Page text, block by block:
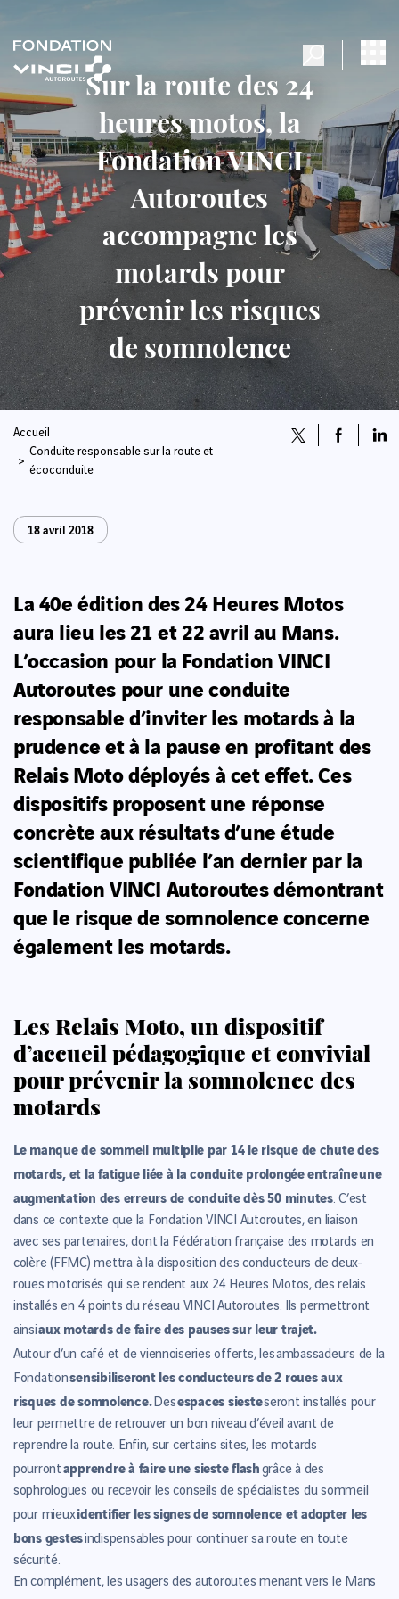
Sur la route des 24
heures motos, la
Fondation VINCI
Autoroutes
accompagne les
motards pour
prévenir les risques
de somnolence
Accueil
Conduite responsable sur la route et
écoconduite
18 avril 2018
La 40e édition des 24 Heures Motos
aura lieu les 21 et 22 avril au Mans.
L’occasion pour la Fondation VINCI
Autoroutes pour une conduite
responsable d’inviter les motards à la
prudence et à la pause en profitant des
Relais Moto déployés à cet effet. Ces
dispositifs proposent une réponse
concrète aux résultats d’une étude
scientifique publiée l’an dernier par la
Fondation VINCI Autoroutes démontrant
que le risque de somnolence concerne
également les motards.
Les Relais Moto, un dispositif
d’accueil pédagogique et convivial
pour prévenir la somnolence des
motards
Le manque de sommeil multiplie par 14 le risque de chute des
motards, et la fatigue liée à la conduite prolongée entraîneune
augmentation des erreurs de conduite dès 50 minutes. C’est
dans ce contexte que la Fondation VINCI Autoroutes, en liaison
avec ses partenaires, dont la Fédération française des motards en
colère (FFMC) mettra à la disposition des conducteurs de deux-
roues motorisés qui se rendent aux 24 Heures Motos, des relais
installés en 4 points du réseau VINCI Autoroutes. Ils permettront
ainsiaux motards de faire des pauses sur leur trajet.
Autour d’un café et de viennoiseries offerts, l esambassadeurs de la
Fondationsensibiliseront les conducteurs de 2 roues aux
risques de somnolence. Desespaces siesteseront installés pour
leur permettre de retrouver un bon niveau d’éveil avant de
reprendre la route. Enfin, sur certains sites, les motards
pourrontapprendre à faire une sieste flashgrâce à des
sophrologues ou recevoir les conseils de spécialistes du sommeil
pour mieuxidentifier les signes de somnolence et adopter les
bons gestesindispensables pour continuer sa route en toute
sécurité.
En complément, les usagers des autoroutes menant vers le Mans